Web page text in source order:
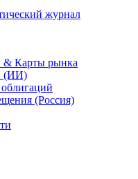
журнал
Карты рынка
(ИИ)
(Россия)